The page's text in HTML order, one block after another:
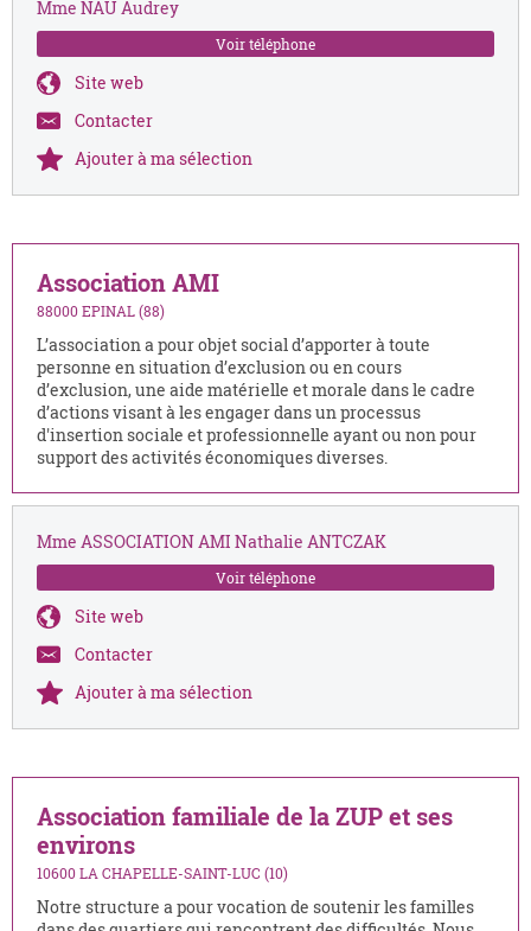
Mme NAU Audrey
Voir téléphone
Site web
Contacter
Ajouter à ma sélection
Association AMI
88000 EPINAL (88)
L’association a pour objet social d’apporter à toute
personne en situation d’exclusion ou en cours
d’exclusion, une aide matérielle et morale dans le cadre
d’actions visant à les engager dans un processus
d'insertion sociale et professionnelle ayant ou non pour
support des activités économiques diverses.
Mme ASSOCIATION AMI Nathalie ANTCZAK
Voir téléphone
Site web
Contacter
Ajouter à ma sélection
Association familiale de la ZUP et ses
environs
10600 LA CHAPELLE-SAINT-LUC (10)
Notre structure a pour vocation de soutenir les familles